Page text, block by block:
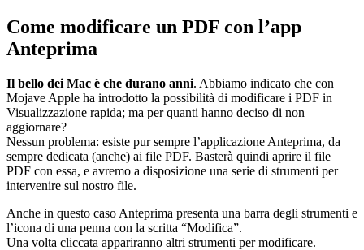
Come modificare un PDF con l’app
Anteprima
Il bello dei Mac è che durano anni. Abbiamo indicato che con
Mojave Apple ha introdotto la possibilità di modificare i PDF in
Visualizzazione rapida; ma per quanti hanno deciso di non
aggiornare?
Nessun problema: esiste pur sempre l’applicazione Anteprima, da
sempre dedicata (anche) ai file PDF. Basterà quindi aprire il file
PDF con essa, e avremo a disposizione una serie di strumenti per
intervenire sul nostro file.
Anche in questo caso Anteprima presenta una barra degli strumenti e
l’icona di una penna con la scritta “Modifica”.
Una volta cliccata appariranno altri strumenti per modificare.